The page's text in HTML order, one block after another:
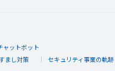
ャットボット
まし対策 セキュリティ事業の軌跡